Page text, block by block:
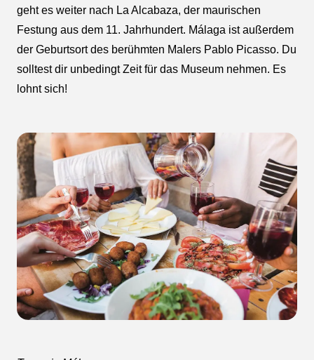
geht es weiter nach La Alcabaza, der maurischen
Festung aus dem 11. Jahrhundert. Málaga ist außerdem
der Geburtsort des berühmten Malers Pablo Picasso. Du
solltest dir unbedingt Zeit für das Museum nehmen. Es
lohnt sich!